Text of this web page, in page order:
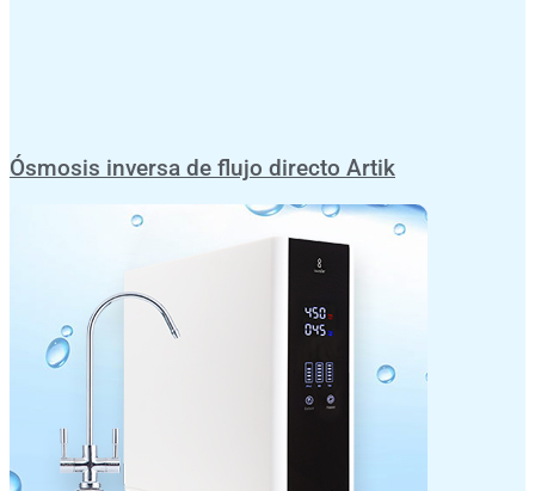
Ósmosis inversa de flujo directo Artik